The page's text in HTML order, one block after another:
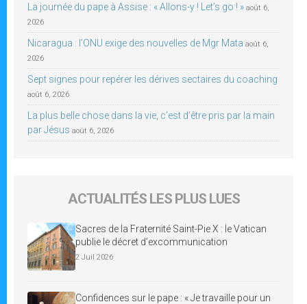
La journée du pape à Assise : « Allons-y ! Let’s go ! » août 6,
2026
Nicaragua : l’ONU exige des nouvelles de Mgr Mata août 6,
2026
Sept signes pour repérer les dérives sectaires du coaching
août 6, 2026
La plus belle chose dans la vie, c’est d’être pris par la main
par Jésus août 6, 2026
ACTUALITÉS LES PLUS LUES
Sacres de la Fraternité Saint-Pie X : le Vatican
publie le décret d’excommunication
2 Juil 2026
Confidences sur le pape : « Je travaille pour un